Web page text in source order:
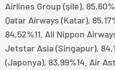
Airlines Group (şile),
Qatar Airways (Katar),
84,52%11. All Nippon
Jetstar Asia (Singapur),
(Japonya), 83,99%14. Air